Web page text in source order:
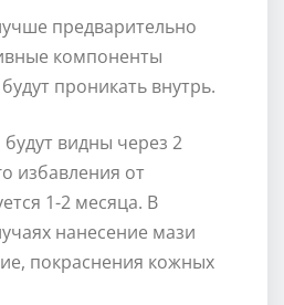
предварительно
компоненты
проникать внутрь.
видны через 2
избавления от
1-2 месяца. В
нанесение мази
покраснения кожных